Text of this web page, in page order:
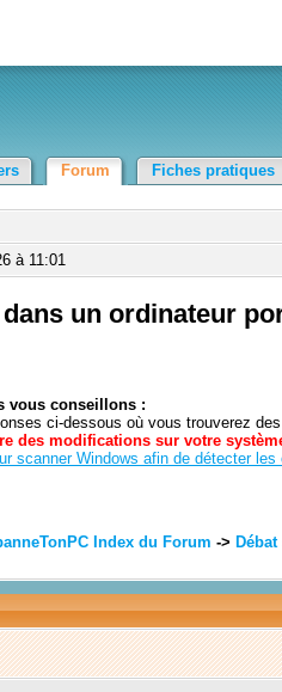
Forum Fiches pratiques
à 11:01
un ordinateur
vous conseillons :
ci-dessous où vous trouverez
des modifications sur votre
scanner Windows afin de détecter les
Index du Forum ->